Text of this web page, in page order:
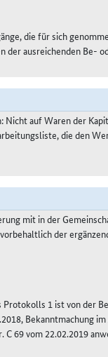
die für sich
der ausreichenden
auf Waren der
die den
mit in der
der
1 ist von der
Bekanntmachung
69 vom 22.02.2019